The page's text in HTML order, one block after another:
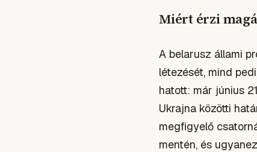
Miért érzi
A belarusz állami
létezését, mind
hatott: már június
Ukrajna közötti
megfigyelő
mentén, és